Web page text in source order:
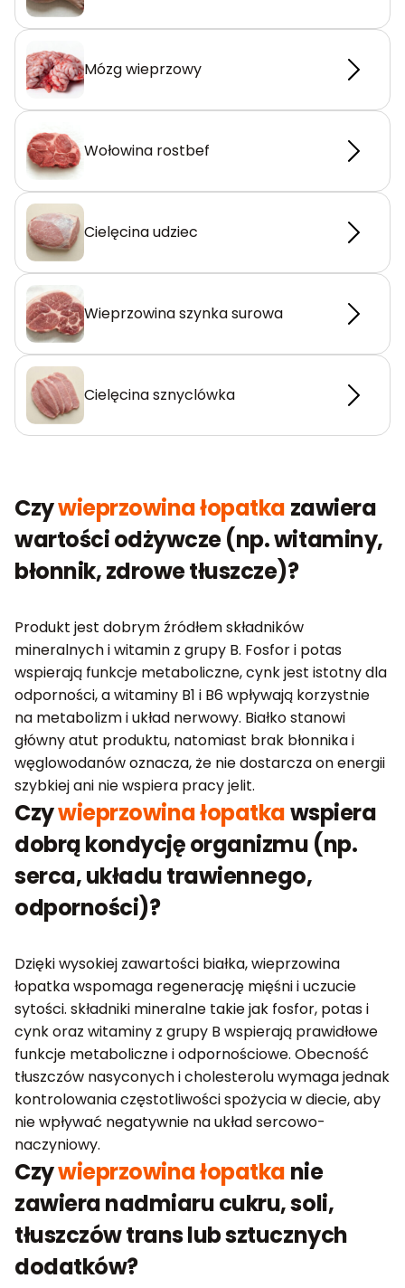
Mózg wieprzowy
Wołowina rostbef
Cielęcina udziec
Wieprzowina szynka surowa
Cielęcina sznyclówka
Czywieprzowina łopatka zawiera
wartości odżywcze (np. witaminy,
błonnik, zdrowe tłuszcze)?
Produkt jest dobrym źródłem składników
mineralnych i witamin z grupy B. Fosfor i potas
wspierają funkcje metaboliczne, cynk jest istotny dla
odporności, a witaminy B1 i B6 wpływają korzystnie
na metabolizm i układ nerwowy. Białko stanowi
główny atut produktu, natomiast brak błonnika i
węglowodanów oznacza, że nie dostarcza on energii
szybkiej ani nie wspiera pracy jelit.
Czywieprzowina łopatkawspiera
dobrą kondycję organizmu (np.
serca, układu trawiennego,
odporności)?
Dzięki wysokiej zawartości białka, wieprzowina
łopatka wspomaga regenerację mięśni i uczucie
sytości. składniki mineralne takie jak fosfor, potas i
cynk oraz witaminy z grupy B wspierają prawidłowe
funkcje metaboliczne i odpornościowe. Obecność
tłuszczów nasyconych i cholesterolu wymaga jednak
kontrolowania częstotliwości spożycia w diecie, aby
nie wpływać negatywnie na układ sercowo-
naczyniowy.
Czywieprzowina łopatka nie
zawiera nadmiaru cukru, soli,
tłuszczów trans lub sztucznych
dodatków?